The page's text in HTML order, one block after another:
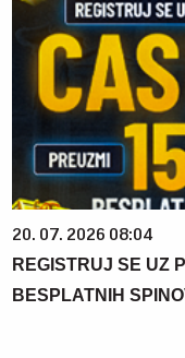
20. 07. 2026 08:04
REGISTRUJ SE UZ
BESPLATNIH